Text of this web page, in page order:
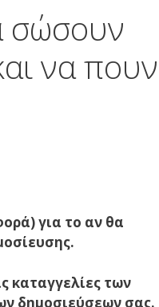
σώσουν
να πουν
για το αν θα
καταγγελίες των
δημοσιεύσεων σας.